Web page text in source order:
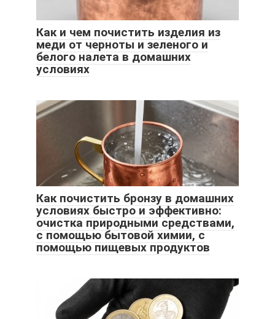
Как и чем почистить изделия из
меди от черноты и зеленого и
белого налета в домашних
условиях
Как почистить бронзу в домашних
условиях быстро и эффективно:
очистка природными средствами,
с помощью бытовой химии, с
помощью пищевых продуктов